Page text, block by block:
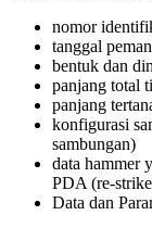
nomor
tanggal
bentuk dan
panjang total
panjang
konfigurasi
sambungan)
data hammer
PDA (re-
Data dan